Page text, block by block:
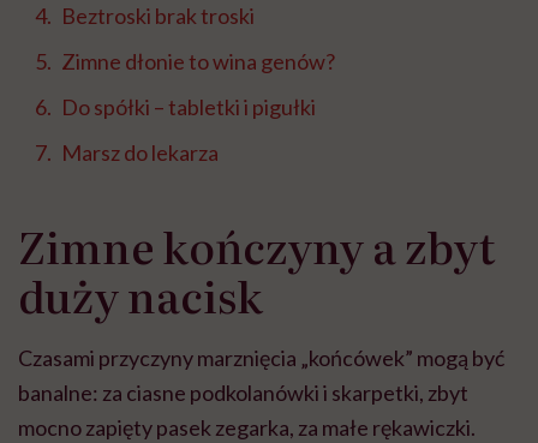
Beztroski brak troski
Zimne dłonie to wina genów?
Do spółki – tabletki i pigułki
Marsz do lekarza
Zimne kończyny a zbyt
duży nacisk
Czasami przyczyny marznięcia „końcówek” mogą być
banalne: za ciasne podkolanówki i skarpetki, zbyt
mocno zapięty pasek zegarka, za małe rękawiczki.